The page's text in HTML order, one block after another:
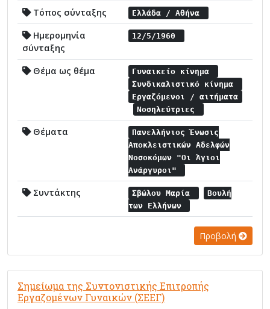
Τόπος σύνταξης Ελλάδα / Αθήνα
Ημερομηνία
σύνταξης
12/5/1960
Θέμα ως θέμα
Γυναικείο κίνημα
Συνδικαλιστικό κίνημα
Εργαζόμενοι / αιτήματα
Νοσηλεύτριες
Θέματα
Πανελλήνιος Ένωσις
Αποκλειστικών Αδελφών
Νοσοκόμων "Οι Άγιοι
Ανάργυροι"
Συντάκτης Σβώλου Μαρία
Βουλή
των Ελλήνων
Προβολή
Σημείωμα της Συντονιστικής Επιτροπής
Εργαζομένων Γυναικών (ΣΕΕΓ)